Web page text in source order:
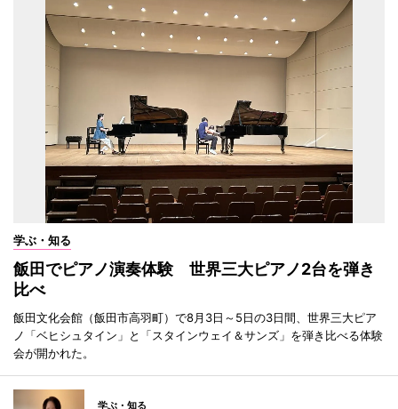
学ぶ・知る
飯田でピアノ演奏体験 世界三大ピアノ2台を弾き
比べ
飯田文化会館（飯田市高羽町）で8月3日～5日の3日間、世界三大ピア
ノ「ベヒシュタイン」と「スタインウェイ＆サンズ」を弾き比べる体験
会が開かれた。
学ぶ・知る